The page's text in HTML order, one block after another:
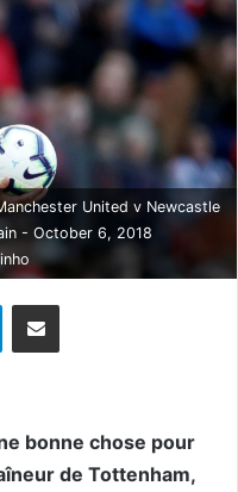
United v Newcastle
- October 6, 2018
Telegram
bonne chose pour
de Tottenham,